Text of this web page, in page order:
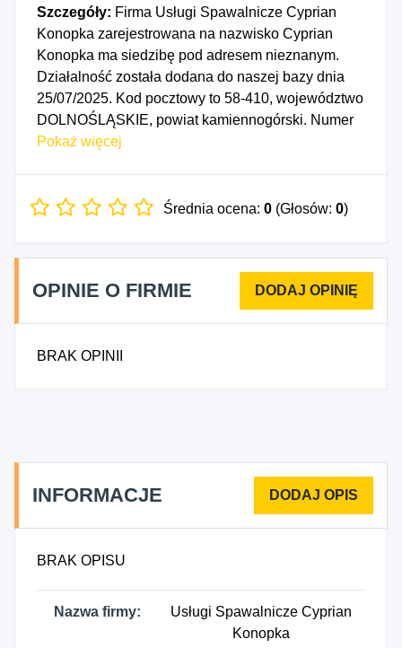
Szczegóły: Firma Usługi Spawalnicze Cyprian
Konopka zarejestrowana na nazwisko Cyprian
Konopka ma siedzibę pod adresem nieznanym.
Działalność została dodana do naszej bazy dnia
25/07/2025. Kod pocztowy to 58-410, województwo
DOLNOŚLĄSKIE, powiat kamiennogórski. Numer
Identyfikacji Podatkowej NIP to 6141621569, a
rozpoczęcia działalności gospodarczej przypada
Pokaż więcej
Średnia ocena: 0 (Głosów: 0)
OPINIE O FIRMIE
BRAK OPINII
INFORMACJE
BRAK OPISU
Nazwa firmy:
Usługi Spawalnicze Cyprian
Konopka